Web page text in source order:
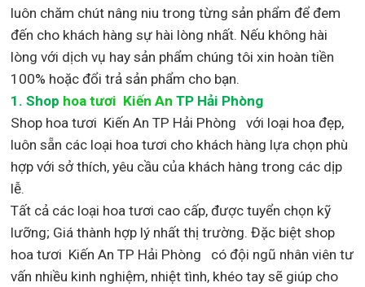
luôn chăm chút nâng niu trong từng sản phẩm để đem
đến cho khách hàng sự hài lòng nhất. Nếu không hài
lòng với dịch vụ hay sản phẩm chúng tôi xin hoàn tiền
100% hoặc đổi trả sản phẩm cho bạn.
1.Shop hoa tươi Kiến An TP Hải Phòng
Shop hoa tươi Kiến An TP Hải Phòng với loại hoa đẹp,
luôn sẵn các loại hoa tươi cho khách hàng lựa chọn phù
hợp với sở thích, yêu cầu của khách hàng trong các dịp
lễ.
Tất cả các loại hoa tươi cao cấp, được tuyển chọn kỹ
lưỡng; Giá thành hợp lý nhất thị trường. Đặc biệt shop
hoa tươi Kiến An TP Hải Phòng
có đội ngũ nhân viên tư
vấn nhiều kinh nghiệm, nhiệt tình, khéo tay sẽ giúp cho